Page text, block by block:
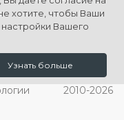
2010-2026
хотите, чтобы Ваши
Вашего
Узнать больше